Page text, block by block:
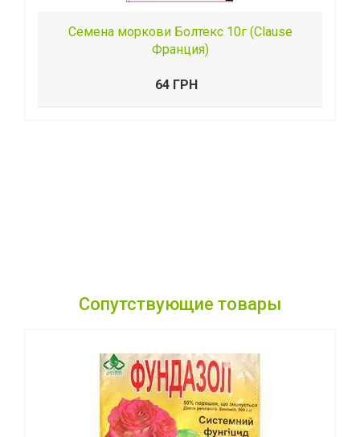
Семена моркови Болтекс 10г (Clause
Франция)
64 ГРН
Сопутствующие товары